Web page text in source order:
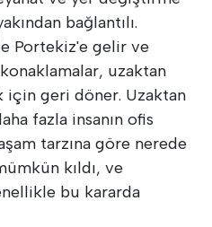
bağlantılı.
Portekiz'e gelir ve
uzaktan
için geri döner. Uzaktan
fazla insanın ofis
tarzına göre nerede
kıldı, ve
bu kararda